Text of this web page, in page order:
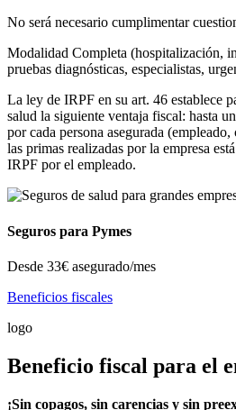
No será necesario cumplimentar
Modalidad Completa (hospitalización,
pruebas diagnósticas, especialistas,
La ley de IRPF en su art. 46 establece
salud la siguiente ventaja fiscal: hasta
por cada persona asegurada
las primas realizadas por la empresa
IRPF por el empleado.
Seguros para Pymes
Desde 33€ asegurado/mes
Beneficios fiscales
logo
Beneficio fiscal para el
¡Sin copagos, sin carencias y sin